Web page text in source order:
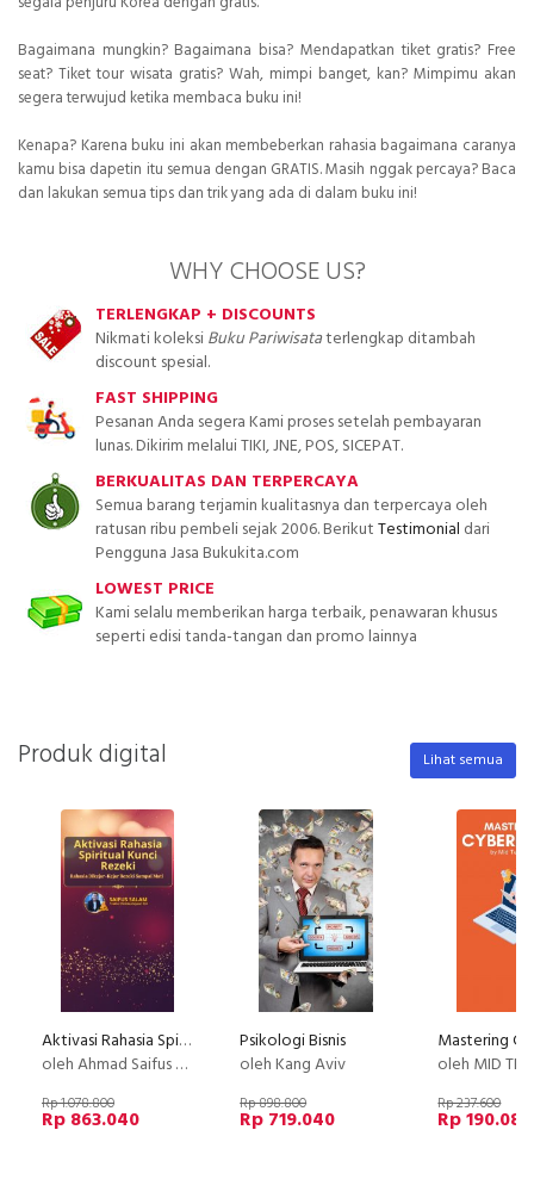
Bagaimana mungkin? Bagaimana bisa? Mendapatkan tiket gratis? Free
seat? Tiket tour wisata gratis? Wah, mimpi banget, kan? Mimpimu akan
segera terwujud ketika membaca buku ini!
Kenapa? Karena buku ini akan membeberkan rahasia bagaimana caranya
kamu bisa dapetin itu semua dengan GRATIS. Masih nggak percaya? Baca
dan lakukan semua tips dan trik yang ada di dalam buku ini!
WHY CHOOSE US?
TERLENGKAP + DISCOUNTS
Nikmati koleksiBuku Pariwisataterlengkap ditambah
discount spesial.
FAST SHIPPING
Pesanan Anda segera Kami proses setelah pembayaran
lunas. Dikirim melalui TIKI, JNE, POS, SICEPAT.
BERKUALITAS DAN TERPERCAYA
Semua barang terjamin kualitasnya dan terpercaya oleh
ratusan ribu pembeli sejak 2006. BerikutTestimonial dari
Pengguna Jasa Bukukita.com
LOWEST PRICE
Kami selalu memberikan harga terbaik, penawaran khusus
seperti edisi tanda-tangan dan promo lainnya
Produk digital Lihat semua
Aktivasi Rahasia Spiritual Kunci Rezeki
oleh Ahmad Saifus Salam
Rp 1.078.800
Rp 863.040
Psikologi Bisnis
oleh Kang Aviv
Rp 898.800
Rp 719.040
oleh MID
Rp 237.600
Rp 190.080